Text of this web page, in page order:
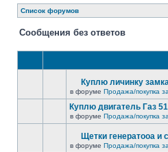
Список форумов
Сообщения без ответов
Куплю личинку
в форуме Продажа/покупка
Куплю двигатель Газ
в форуме Продажа/покупка
Щетки генератооа и
в форуме Продажа/покупка